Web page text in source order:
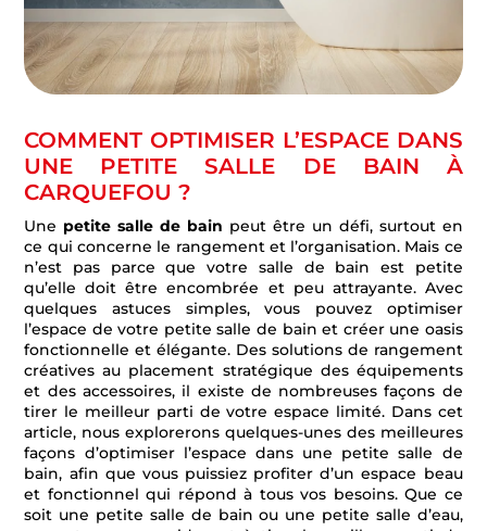
COMMENT OPTIMISER L’ESPACE DANS
UNE PETITE SALLE DE BAIN À
CARQUEFOU ?
‍Une petite salle de bain peut être un défi, surtout en
ce qui concerne le rangement et l’organisation. Mais ce
n’est pas parce que votre salle de bain est petite
qu’elle doit être encombrée et peu attrayante. Avec
quelques astuces simples, vous pouvez optimiser
l’espace de votre petite salle de bain et créer une oasis
fonctionnelle et élégante. Des solutions de rangement
créatives au placement stratégique des équipements
et des accessoires, il existe de nombreuses façons de
tirer le meilleur parti de votre espace limité. Dans cet
article, nous explorerons quelques-unes des meilleures
façons d’optimiser l’espace dans une petite salle de
bain, afin que vous puissiez profiter d’un espace beau
et fonctionnel qui répond à tous vos besoins. Que ce
soit une petite salle de bain ou une petite salle d’eau,